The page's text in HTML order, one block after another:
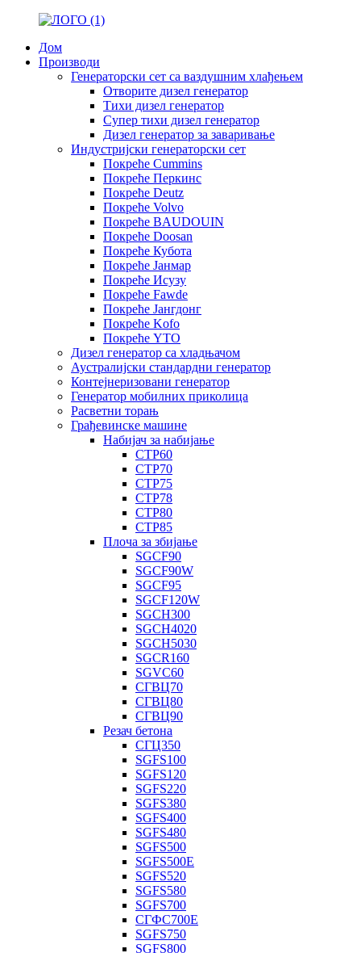
Дом
Производи
Генераторски сет са ваздушним хлађењем
Отворите дизел генератор
Тихи дизел генератор
Супер тихи дизел генератор
Дизел генератор за заваривање
Индустријски генераторски сет
Покреће Cummins
Покреће Перкинс
Покреће Deutz
Покреће Volvo
Покреће BAUDOUIN
Покреће Doosan
Покреће Кубота
Покреће Јанмар
Покреће Исузу
Покреће Fawde
Покреће Јангдонг
Покреће Kofo
Покреће YTO
Дизел генератор са хладњачом
Аустралијски стандардни генератор
Контејнеризовани генератор
Генератор мобилних приколица
Расветни торањ
Грађевинске машине
Набијач за набијање
СТР60
СТР70
СТР75
СТР78
СТР80
СТР85
Плоча за збијање
SGCF90
SGCF90W
SGCF95
SGCF120W
SGCH300
SGCH4020
SGCH5030
SGCR160
SGVC60
СГВЦ70
СГВЦ80
СГВЦ90
Резач бетона
СГЦ350
SGFS100
SGFS120
SGFS220
SGFS380
SGFS400
SGFS480
SGFS500
SGFS500E
SGFS520
SGFS580
SGFS700
СГФС700Е
SGFS750
SGFS800